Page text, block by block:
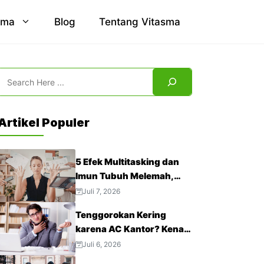
Blog Tentang Vitasma
Populer
5 Efek Multitasking dan
Imun Tubuh Melemah,
Jangan Abaikan!
Juli 7, 2026
Tenggorokan Kering
karena AC Kantor? Kenali
4 Cara Mengatasinya
Juli 6, 2026